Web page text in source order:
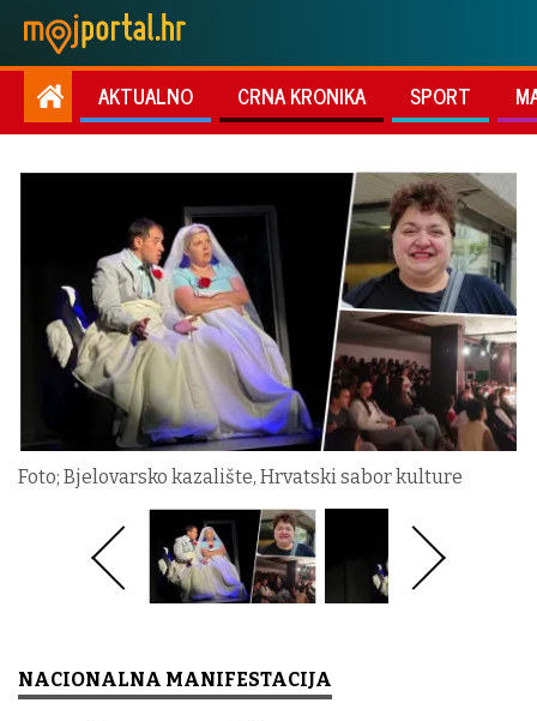
AKTUALNO CRNA KRONIKA SPORT
Foto; Bjelovarsko kazalište, Hrvatski sabor kulture
NACIONALNA MANIFESTACIJA